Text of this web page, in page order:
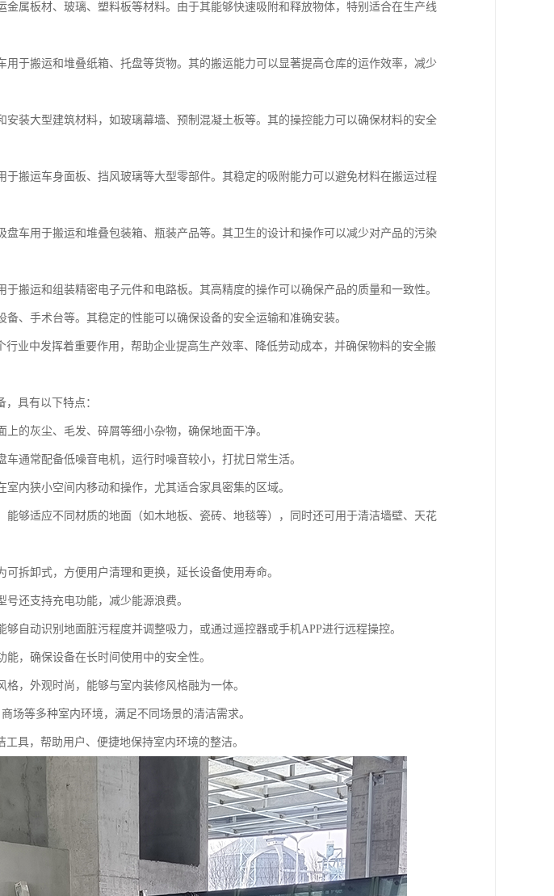
金属板材、玻璃、塑料板等材料。由于其能够快速吸附和释放物体，特别适合在生产线
于搬运和堆叠纸箱、托盘等货物。其的搬运能力可以显著提高仓库的运作效率，减少
装大型建筑材料，如玻璃幕墙、预制混凝土板等。其的操控能力可以确保材料的安全
搬运车身面板、挡风玻璃等大型零部件。其稳定的吸附能力可以避免材料在搬运过程
车用于搬运和堆叠包装箱、瓶装产品等。其卫生的设计和操作可以减少对产品的污染
搬运和组装精密电子元件和电路板。其高精度的操作可以确保产品的质量和一致性。
、手术台等。其稳定的性能可以确保设备的安全运输和准确安装。
业中发挥着重要作用，帮助企业提高生产效率、降低劳动成本，并确保物料的安全搬
具有以下特点：
的灰尘、毛发、碎屑等细小杂物，确保地面干净。
通常配备低噪音电机，运行时噪音较小，打扰日常生活。
内狭小空间内移动和操作，尤其适合家具密集的区域。
够适应不同材质的地面（如木地板、瓷砖、地毯等），同时还可用于清洁墙壁、天花
拆卸式，方便用户清理和更换，延长设备使用寿命。
还支持充电功能，减少能源浪费。
自动识别地面脏污程度并调整吸力，或通过遥控器或手机APP进行远程操控。
，确保设备在长时间使用中的安全性。
，外观时尚，能够与室内装修风格融为一体。
场等多种室内环境，满足不同场景的清洁需求。
具，帮助用户、便捷地保持室内环境的整洁。